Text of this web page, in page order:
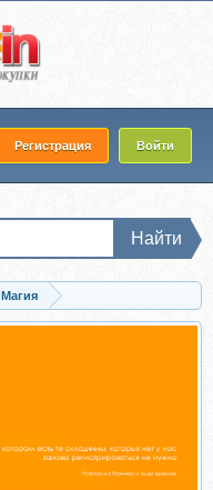
Регистрация Войти
Найти
Магия
Скачать [NesoAkademie] Вальпургиева ночь с Гекатой (Наталья Гедике)